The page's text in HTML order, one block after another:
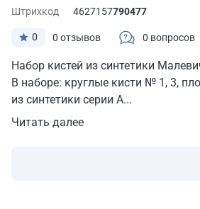
0 0 отзывов 0 вопросов
Штрихкод 4627157790477
Набор кистей из синтетики
В наборе: круглые кисти № 1, 3,
из синтетики серии A...
Читать далее